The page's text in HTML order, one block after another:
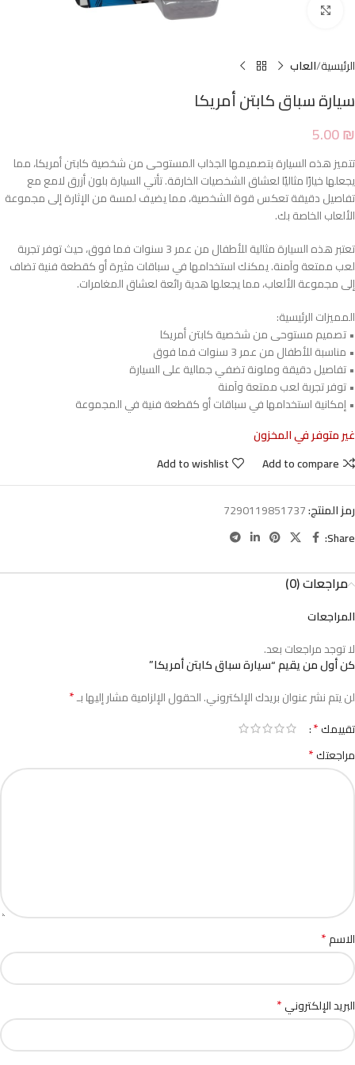
الرئيسية العاب
سيارة سباق كابتن أمريكا
5.00₪
تتميز هذه السيارة بتصميمها الجذاب المستوحى من شخصية كابتن أمريكا، مما
يجعلها خيارًا مثاليًا لعشاق الشخصيات الخارقة. تأتي السيارة بلون أزرق لامع مع
تفاصيل دقيقة تعكس قوة الشخصية، مما يضيف لمسة من الإثارة إلى مجموعة
الألعاب الخاصة بك.
تعتبر هذه السيارة مثالية للأطفال من عمر 3 سنوات فما فوق، حيث توفر تجربة
لعب ممتعة وآمنة. يمكنك استخدامها في سباقات مثيرة أو كقطعة فنية تضاف
إلى مجموعة الألعاب، مما يجعلها هدية رائعة لعشاق المغامرات.
المميزات الرئيسية:
• تصميم مستوحى من شخصية كابتن أمريكا
• مناسبة للأطفال من عمر 3 سنوات فما فوق
• تفاصيل دقيقة وملونة تضفي جمالية على السيارة
• توفر تجربة لعب ممتعة وآمنة
• إمكانية استخدامها في سباقات أو كقطعة فنية في المجموعة
غير متوفر في المخزون
Add to compare
Add to wishlist
رمز المنتج:7290119851737
Share:
مراجعات (0)
المراجعات
لا توجد مراجعات بعد.
كن أول من يقيم “سيارة سباق كابتن أمريكا”
لن يتم نشر عنوان بريدك الإلكتروني.الحقول الإلزامية مشار إليها بـ*
تقييمك*
مراجعتك*
الاسم*
البريد الإلكتروني*